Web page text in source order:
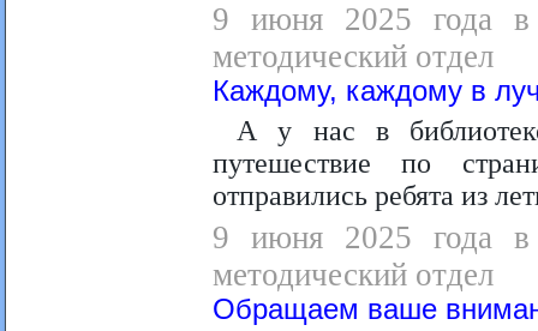
9 июня 2025 года в
методический отдел
Каждому, каждому в
А у нас в
путешествие по
отправились ребята из
9 июня 2025 года в
методический отдел
Обращаем ваше